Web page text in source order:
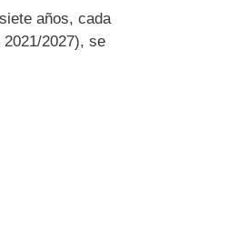
años, cada
2027), se